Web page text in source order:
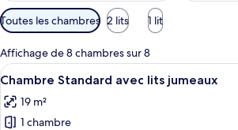
Filtres
disponibles
pour
les
chambres
Toutes les chambres 2 lits 1 lit
Affichage de 8 chambres sur 8
Afficher
toutes
les
photos
Une
6
Chambre Standard avec lits jumeaux
19 m²
1 chambre